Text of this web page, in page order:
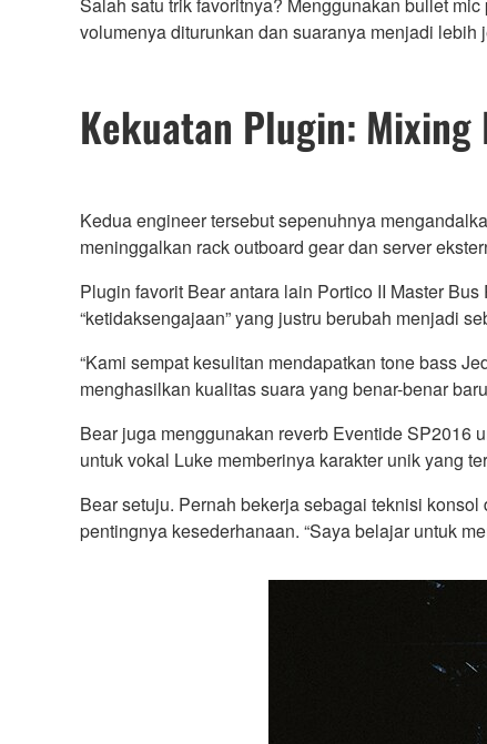
volumenya diturunkan dan suaranya menjadi lebih
Kekuatan Plugin:
Kedua engineer tersebut sepenuhnya
meninggalkan rack outboard gear dan server
Plugin favorit Bear antara lain Portico II Master
“ketidaksengajaan” yang justru berubah menjadi
“Kami sempat kesulitan mendapatkan tone bass
menghasilkan kualitas suara yang benar-benar
Bear juga menggunakan reverb Eventide SP2016
untuk vokal Luke memberinya karakter unik yang
Bear setuju. Pernah bekerja sebagai teknisi
pentingnya kesederhanaan. “Saya belajar untuk